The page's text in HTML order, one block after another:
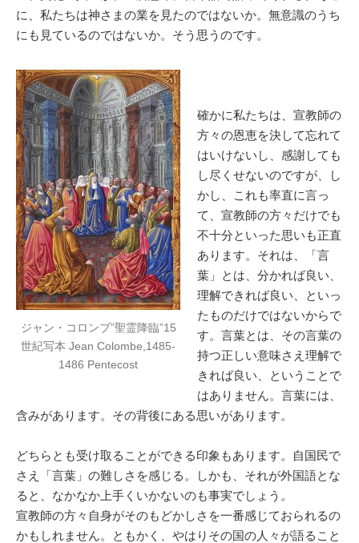
に、私たちは神さまの業を見たのではないか。無意識のうち
にも見ているのではないか。そう思うのです。
ジャン・コロンブ”聖霊降臨”15
世紀写本 Jean Colombe,1485-
1486 Pentecost
確かに私たちは、宣教師の
方々の恩恵を決して忘れて
はいけないし、感謝しても
し尽くせないのですが、し
かし、これも率直に言っ
て、宣教師の方々だけでも
不十分といった思いも正直
あります。それは、「言
葉」とは、分かれば良い、
理解できれば良い、といっ
たものだけではないからで
す。言葉とは、その言葉の
持つ正しい意味さえ理解で
きれば良い、ということで
はありません。言葉には、
含みがあります。その背後にある思いがあります。
どちらとも受け取ることができる印象もあります。自国民で
さえ「言葉」の難しさを感じる。しかも、それが外国語とな
ると、なかなか上手くいかないのも事実でしょう。
宣教師の方々自身がそのもどかしさを一番感じておられるの
かもしれません。ともかく、やはりその国の人々が語ること